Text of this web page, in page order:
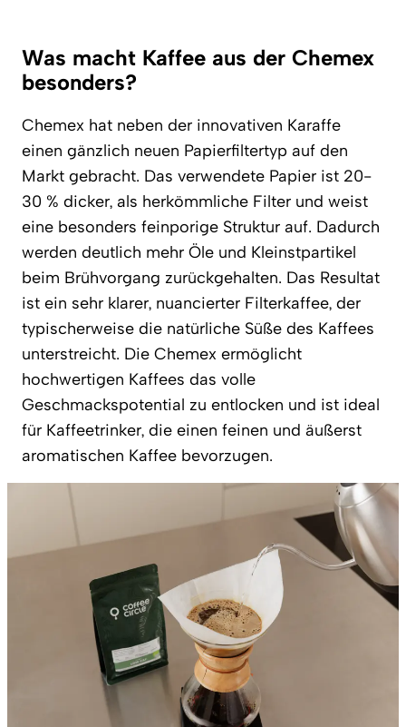
Was macht Kaffee aus der Chemex
besonders?
Chemex hat neben der innovativen Karaffe
einen gänzlich neuen Papierfiltertyp auf den
Markt gebracht. Das verwendete Papier ist 20-
30 % dicker, als herkömmliche Filter und weist
eine besonders feinporige Struktur auf. Dadurch
werden deutlich mehr Öle und Kleinstpartikel
beim Brühvorgang zurückgehalten. Das Resultat
ist ein sehr klarer, nuancierter Filterkaffee, der
typischerweise die natürliche Süße des Kaffees
unterstreicht. Die Chemex ermöglicht
hochwertigen Kaffees das volle
Geschmackspotential zu entlocken und ist ideal
für Kaffeetrinker, die einen feinen und äußerst
aromatischen Kaffee bevorzugen.